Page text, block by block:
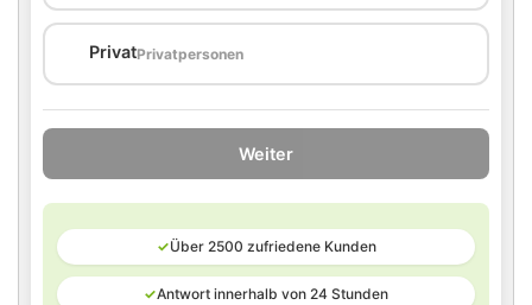
PrivatPrivatpersonen
Weiter
✓Über 2500 zufriedene Kunden
✓Antwort innerhalb von 24 Stunden